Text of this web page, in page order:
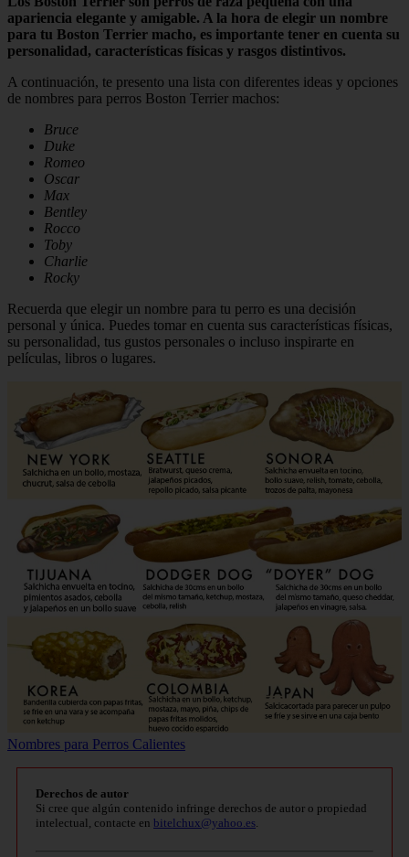
apariencia elegante y amigable. A la hora de elegir un nombre
para tu Boston Terrier macho, es importante tener en cuenta su
personalidad, características físicas y rasgos distintivos.
A continuación, te presento una lista con diferentes ideas y opciones
de nombres para perros Boston Terrier machos:
Bruce
Duke
Romeo
Oscar
Max
Bentley
Rocco
Toby
Charlie
Rocky
Recuerda que elegir un nombre para tu perro es una decisión
personal y única. Puedes tomar en cuenta sus características físicas,
su personalidad, tus gustos personales o incluso inspirarte en
películas, libros o lugares.
Nombres para Perros Calientes
Derechos de autor
Si cree que algún contenido infringe derechos de autor o propiedad
intelectual, contacte en bitelchux@yahoo.es